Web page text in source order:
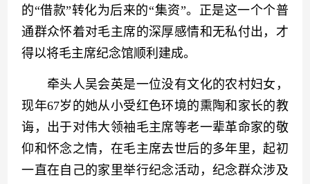
的“借款”转化为后来的“集资”。正是这一个个普
通群众怀着对毛主席的深厚感情和无私付出，才
得以将毛主席纪念馆顺利建成。
牵头人吴会英是一位没有文化的农村妇女，
现年67岁的她从小受红色环境的熏陶和家长的教
诲，出于对伟大领袖毛主席等老一辈革命家的敬
仰和怀念之情，在毛主席去世后的多年里，起初
一直在自己的家里举行纪念活动，纪念群众涉及